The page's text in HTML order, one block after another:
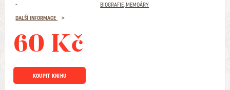
-
BIOGRAFIE, MEMOÁRY
DALŠÍ INFORMACE
60 Kč
KOUPIT KNIHU